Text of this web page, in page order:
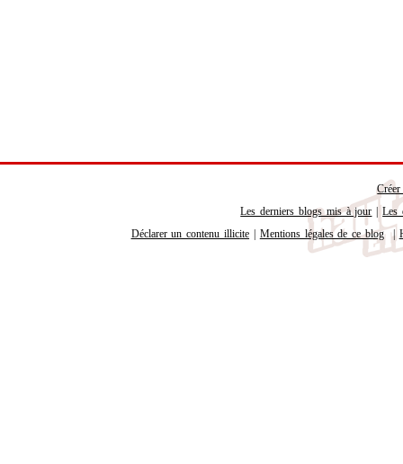
Les derniers blogs mis à jour |Les
Déclarer un contenu illicite
Mentions légales de ce blog |